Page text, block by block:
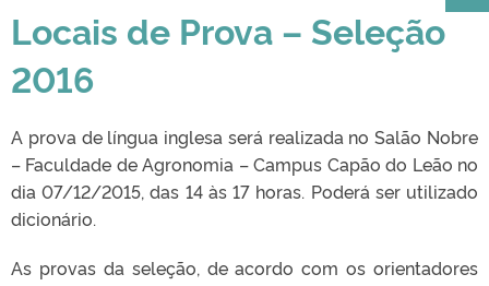
Locais de Prova – Seleção
2016
A prova de língua inglesa será realizada no Salão Nobre
– Faculdade de Agronomia – Campus Capão do Leão no
dia 07/12/2015, das 14 às 17 horas. Poderá ser utilizado
dicionário.
As provas da seleção, de acordo com os orientadores